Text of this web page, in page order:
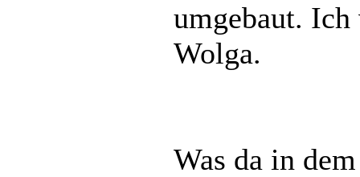
umgebaut.
Wolga.
Was da in